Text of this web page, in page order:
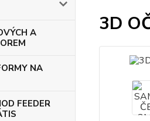
A
NA
FEEDER
3D